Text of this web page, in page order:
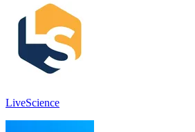
LiveScience